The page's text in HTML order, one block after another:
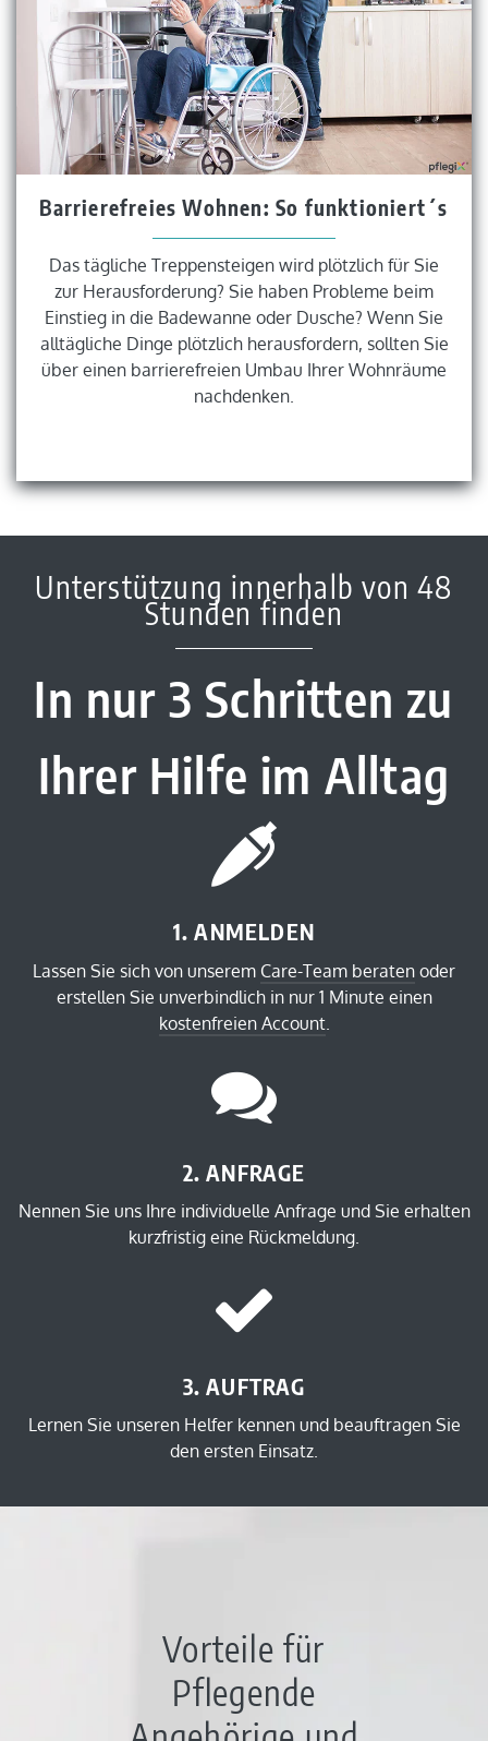
Barrierefreies Wohnen: So funktioniert´s
Das tägliche Treppensteigen wird plötzlich für Sie
zur Herausforderung? Sie haben Probleme beim
Einstieg in die Badewanne oder Dusche? Wenn Sie
alltägliche Dinge plötzlich herausfordern, sollten Sie
über einen barrierefreien Umbau Ihrer Wohnräume
nachdenken.
Unterstützung innerhalb von 48
Stunden finden
In nur 3 Schritten zu
Ihrer Hilfe im Alltag
1. ANMELDEN
Lassen Sie sich von unserem Care-Team beraten oder
erstellen Sie unverbindlich in nur 1 Minute einen
kostenfreien Account.
2. ANFRAGE
Nennen Sie uns Ihre individuelle Anfrage und Sie erhalten
kurzfristig eine Rückmeldung.
3. AUFTRAG
Lernen Sie unseren Helfer kennen und beauftragen Sie
den ersten Einsatz.
Vorteile für
Pflegende